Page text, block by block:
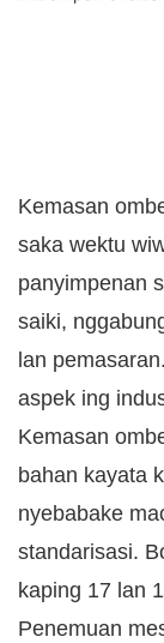
Kemasan
saka wektu
panyimpenan
saiki,
lan
aspek ing
Kemasan
bahan kayata
nyebabake
standarisasi.
kaping 17 lan
Penemuan